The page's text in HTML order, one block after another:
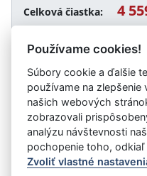
Celková čiastka: 4
Návrat späť
Vystavil:
Používame cookies!
Súbory cookie a ďalšie
používame na zlepšenie
našich webových
zobrazovali
analýzu návštevnosti
pochopenie toho, odkiaľ
Zvoliť vlastné